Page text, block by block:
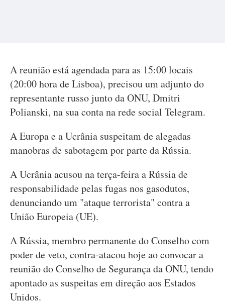
A reunião está agendada para as 15:00 locais
(20:00 hora de Lisboa), precisou um adjunto do
representante russo junto da ONU, Dmitri
Polianski, na sua conta na rede social Telegram.
A Europa e a Ucrânia suspeitam de alegadas
manobras de sabotagem por parte da Rússia.
A Ucrânia acusou na terça-feira a Rússia de
responsabilidade pelas fugas nos gasodutos,
denunciando um "ataque terrorista" contra a
União Europeia (UE).
A Rússia, membro permanente do Conselho com
poder de veto, contra-atacou hoje ao convocar a
reunião do Conselho de Segurança da ONU, tendo
apontado as suspeitas em direção aos Estados
Unidos.